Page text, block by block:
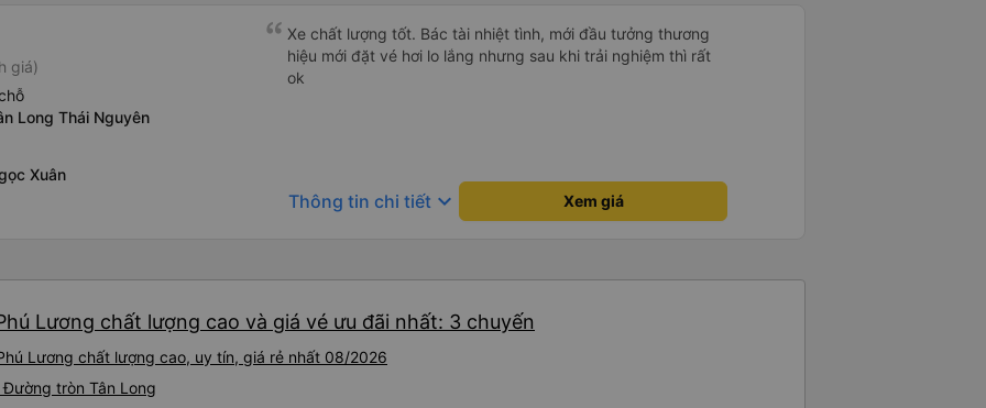
giá)
Long Thái Nguyên
Xuân
Xe chất lượng tốt. Bác tài nhiệt tình, mới đầu tưởng thương
hiệu mới đặt vé hơi lo lắng nhưng sau khi trải nghiệm thì rất
ok
Thông tin chi tiết keyboard_arrow_down Xem giá
Lương chất lượng cao và giá vé ưu đãi nhất: 3 chuyến
Lương chất lượng cao, uy tín, giá rẻ nhất 08/2026
Đường tròn Tân Long